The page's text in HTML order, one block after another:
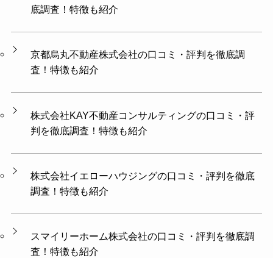
底調査！特徴も紹介
京都烏丸不動産株式会社の口コミ・評判を徹底調
査！特徴も紹介
株式会社KAY不動産コンサルティングの口コミ・評
判を徹底調査！特徴も紹介
株式会社イエローハウジングの口コミ・評判を徹底
調査！特徴も紹介
スマイリーホーム株式会社の口コミ・評判を徹底調
査！特徴も紹介